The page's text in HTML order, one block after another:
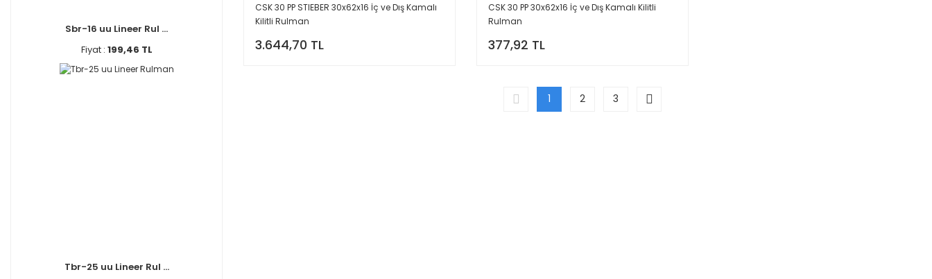
Sbr-16 uu Lineer Rul ...
Fiyat : 199,46 TL
Tbr-25 uu Lineer Rul ...
CSK 30 PP STIEBER 30x62x16 İç ve Dış Kamalı
Kilitli Rulman
3.644,70 TL
CSK 30 PP 30x62x16 İç ve Dış Kamalı Kilitli
Rulman
377,92 TL
1 2 3